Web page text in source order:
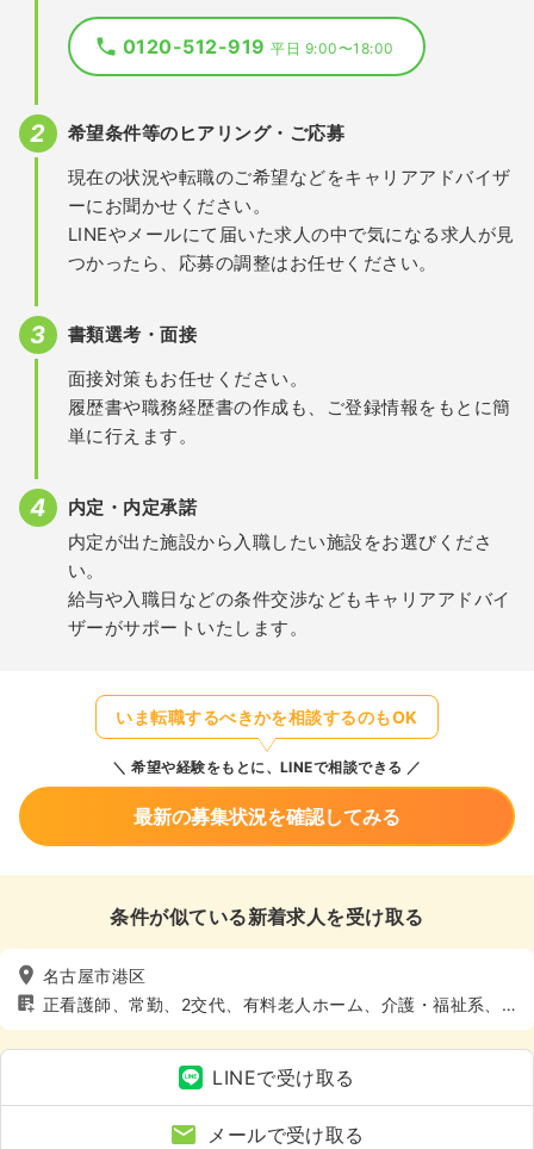
0120-512-919平日 9:00〜18:00
希望条件等のヒアリング・ご応募
現在の状況や転職のご希望などをキャリアアドバイザ
ーにお聞かせください。
LINEやメールにて届いた求人の中で気になる求人が見
つかったら、応募の調整はお任せください。
書類選考・面接
面接対策もお任せください。
履歴書や職務経歴書の作成も、ご登録情報をもとに簡
単に行えます。
内定・内定承諾
内定が出た施設から入職したい施設をお選びくださ
い。
給与や入職日などの条件交渉などもキャリアアドバイ
ザーがサポートいたします。
いま転職するべきかを相談するのもOK
希望や経験をもとに、LINEで相談できる
最新の募集状況を確認してみる
条件が似ている新着求人を受け取る
名古屋市港区
正看護師、常勤、2交代、有料老人ホーム、介護・福祉系、4
週8休以上
LINEで受け取る
メールで受け取る